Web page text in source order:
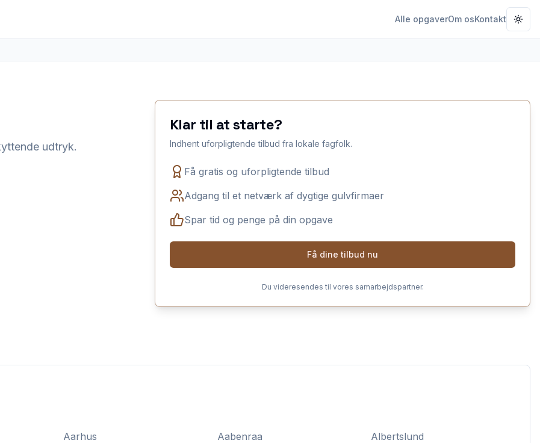
Alle opgaverOm osKontakt
udtryk.
Klar til at starte?
Indhent uforpligtende tilbud fra lokale fagfolk.
Få gratis og uforpligtende tilbud
Adgang til et netværk af dygtige gulvfirmaer
Spar tid og penge på din opgave
Få dine tilbud nu
Du videresendes til vores samarbejdspartner.
Aarhus Aabenraa
Albertslund